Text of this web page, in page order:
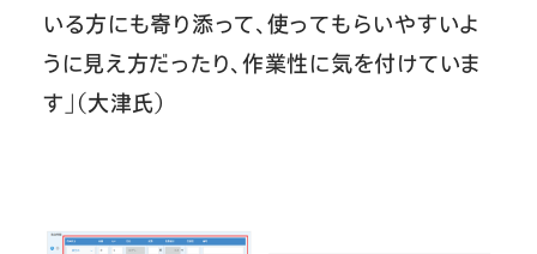
いる方にも寄り添って、使ってもらいやすいよ
うに見え方だったり、作業性に気を付けていま
す」（大津氏）